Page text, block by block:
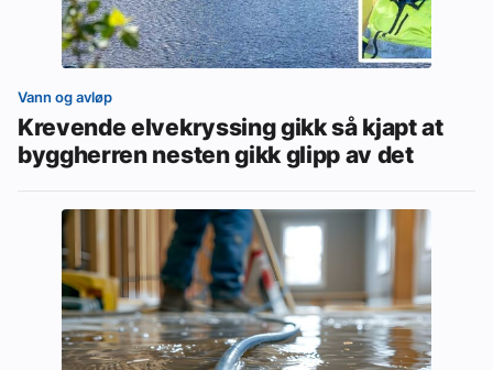
Vann og avløp
Krevende elvekryssing gikk så kjapt at
byggherren nesten gikk glipp av det